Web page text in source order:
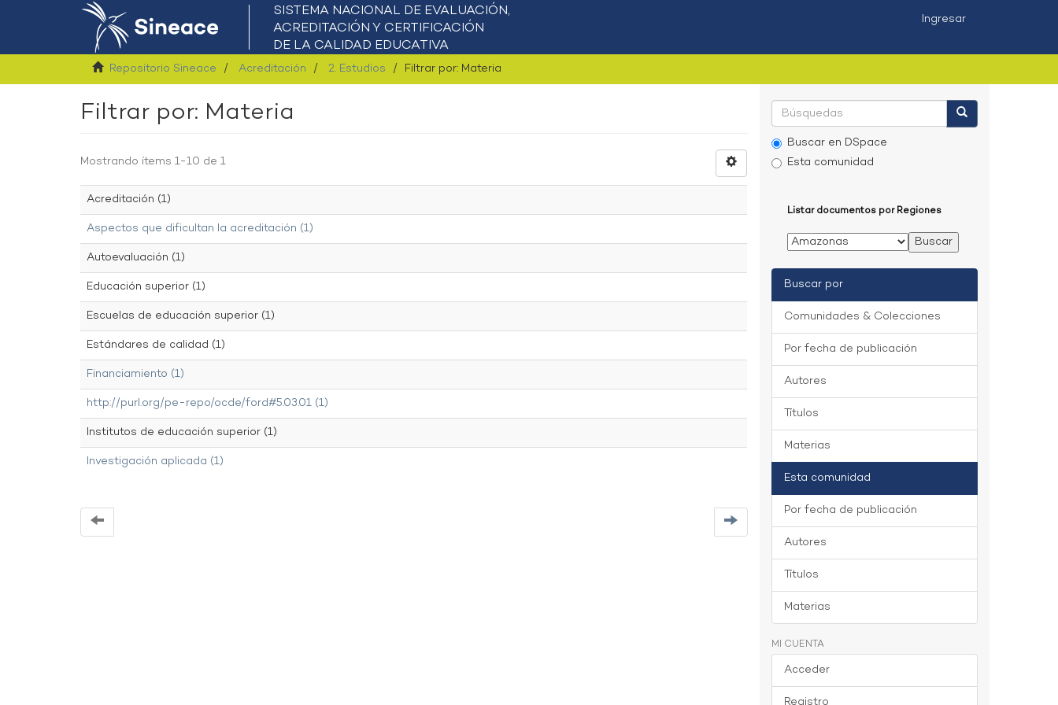
Ingresar
Repositorio Sineace Acreditación 2. Estudios Filtrar por: Materia
Filtrar por: Materia
Mostrando ítems 1-10 de 1
Acreditación (1)
Aspectos que dificultan la acreditación (1)
Autoevaluación (1)
Educación superior (1)
Escuelas de educación superior (1)
Estándares de calidad (1)
Financiamiento (1)
http://purl.org/pe-repo/ocde/ford#5.03.01 (1)
Institutos de educación superior (1)
Investigación aplicada (1)
Buscar en DSpace
Esta comunidad
Listar documentos por Regiones
Buscar por
Comunidades & Colecciones
Por fecha de publicación
Autores
Títulos
Materias
Esta comunidad
Por fecha de publicación
Autores
Títulos
Materias
MI CUENTA
Acceder